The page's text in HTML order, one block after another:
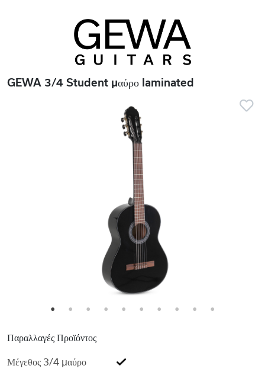
GEWA 3/4 Student μαύρο laminated
1 2 3 4 5 6 7 8 9 10
Παραλλαγές Προϊόντος
Μέγεθος 3/4 μαύρο